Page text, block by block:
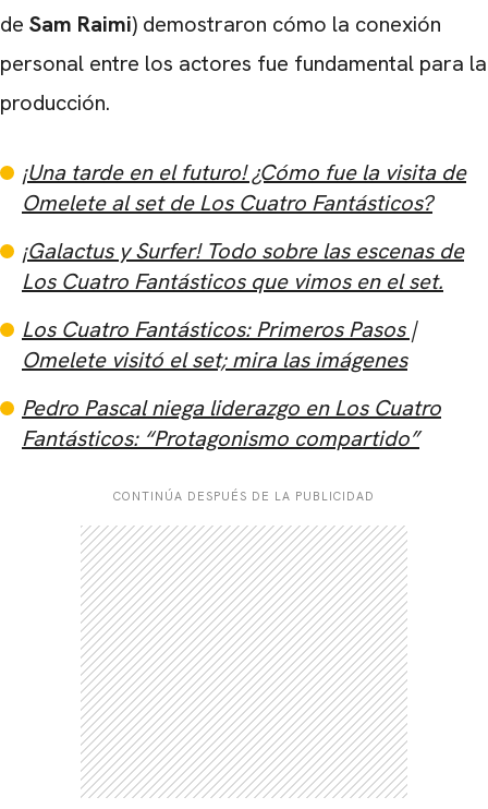
de Sam Raimi) demostraron cómo la conexión
personal entre los actores fue fundamental para la
producción.
¡Una tarde en el futuro! ¿Cómo fue la visita de
Omelete al set de Los Cuatro Fantásticos?
¡Galactus y Surfer! Todo sobre las escenas de
Los Cuatro Fantásticos que vimos en el set.
Los Cuatro Fantásticos: Primeros Pasos |
Omelete visitó el set; mira las imágenes
Pedro Pascal niega liderazgo en Los Cuatro
Fantásticos: “Protagonismo compartido”
CONTINÚA DESPUÉS DE LA PUBLICIDAD